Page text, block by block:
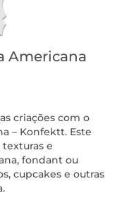
Americana
criações com o
– Konfektt. Este
e
fondant ou
cupcakes e outras